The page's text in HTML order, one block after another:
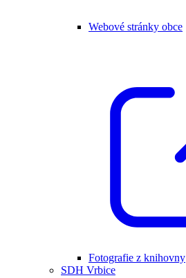
Webové stránky obce
Fotografie z knihovny
SDH Vrbice